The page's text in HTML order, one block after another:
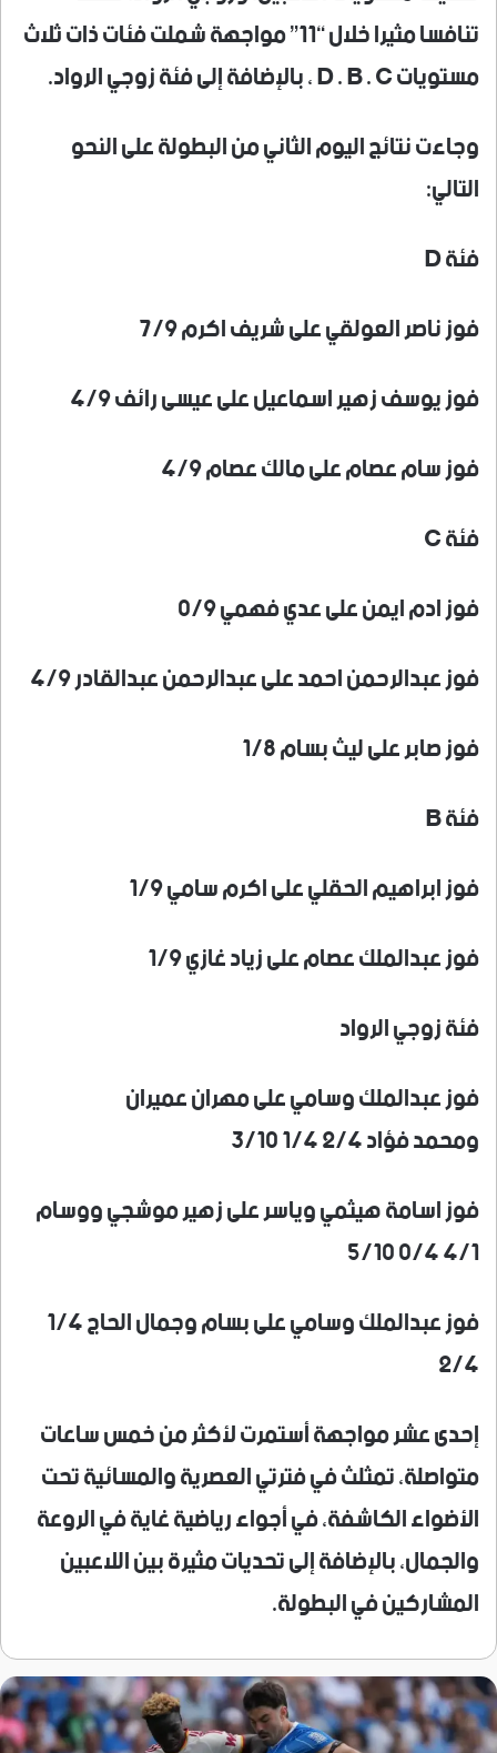
تنافسا مثيرا خلال “11” مواجهة شملت فئات ذات ثلاث
مستويات D . B . C ، بالإضافة إلى فئة زوجي الرواد.
وجاءت نتائج اليوم الثاني من البطولة على النحو
التالي:
فئة D
فوز ناصر العولقي على شريف اكرم ٧/٩
فوز يوسف زهير اسماعيل على عيسى رائف ٤/٩
فوز سام عصام على مالك عصام ٤/٩
فئة C
فوز ادم ايمن على عدي فهمي ٠/٩
فوز عبدالرحمن احمد على عبدالرحمن عبدالقادر ٤/٩
فوز صابر على ليث بسام ١/٨
فئة B
فوز ابراهيم الحقلي على اكرم سامي ١/٩
فوز عبدالملك عصام على زياد غازي ١/٩
فئة زوجي الرواد
فوز عبدالملك وسامي على مهران عميران
ومحمد فؤاد ٢/٤ ١/٤ ٣/١٠
فوز اسامة هيثمي وياسر على زهير موشجي ووسام
٤/١ ٠/٤ ٥/١٠
فوز عبدالملك وسامي على بسام وجمال الحاج ١/٤
٢/٤
إحدى عشر مواجهة أستمرت لأكثر من خمس ساعات
متواصلة، تمثلث في فترتي العصرية والمسائية تحت
الأضواء الكاشفة، في أجواء رياضية غاية في الروعة
والجمال، بالإضافة إلى تحديات مثيرة بين اللاعبين
المشاركين في البطولة.